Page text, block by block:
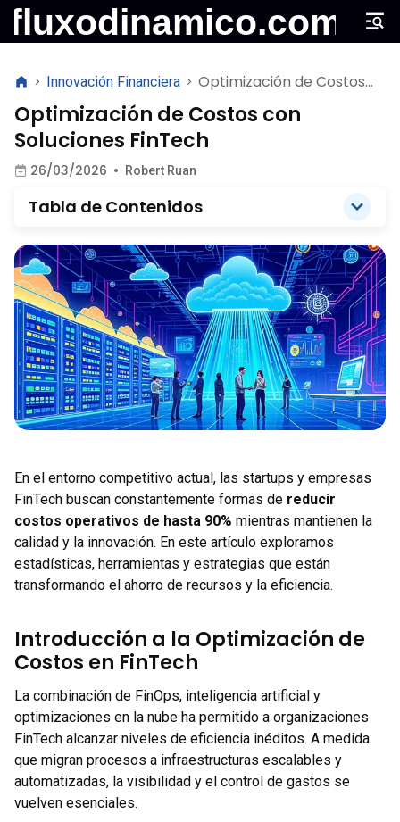
> Innovación Financiera > Optimización de Costos
con Soluciones FinTech
Optimización de Costos con
Soluciones FinTech
26/03/2026 • Robert Ruan
Tabla de Contenidos
En el entorno competitivo actual, las startups y empresas
FinTech buscan constantemente formas de reducir
costos operativos de hasta 90% mientras mantienen la
calidad y la innovación. En este artículo exploramos
estadísticas, herramientas y estrategias que están
transformando el ahorro de recursos y la eficiencia.
Introducción a la Optimización de
Costos en FinTech
La combinación de FinOps, inteligencia artificial y
optimizaciones en la nube ha permitido a organizaciones
FinTech alcanzar niveles de eficiencia inéditos. A medida
que migran procesos a infraestructuras escalables y
automatizadas, la visibilidad y el control de gastos se
vuelven esenciales.